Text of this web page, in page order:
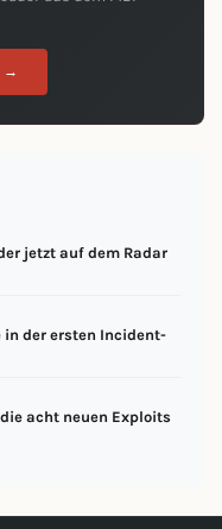
→
jetzt auf dem Radar
in der ersten Incident-
acht neuen Exploits